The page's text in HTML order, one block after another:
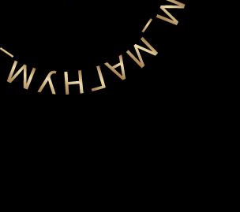
не меньше, чем тех, кто хочет
Причем иногда тату в стиле
больше, чем картинка, это